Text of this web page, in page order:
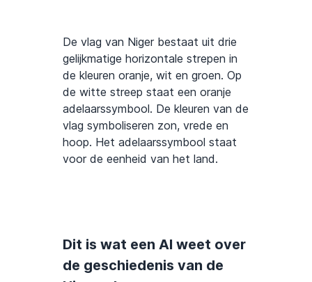
De vlag van Niger bestaat uit drie
gelijkmatige horizontale strepen in
de kleuren oranje, wit en groen. Op
de witte streep staat een oranje
adelaarssymbool. De kleuren van de
vlag symboliseren zon, vrede en
hoop. Het adelaarssymbool staat
voor de eenheid van het land.
Dit is wat een AI weet over
de geschiedenis van de